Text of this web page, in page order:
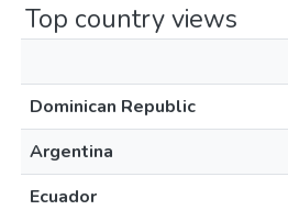
Top country views
Dominican Republic
Argentina
Ecuador